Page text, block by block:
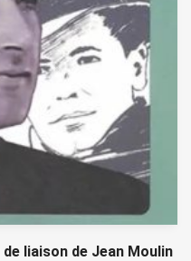
liaison de Jean Moulin